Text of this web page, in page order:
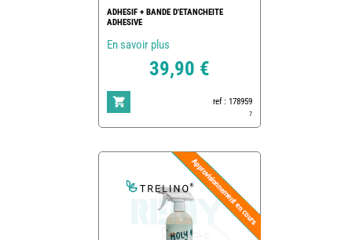
ADHESIF + BANDE D'ETANCHEITE
ADHESIVE
En savoir plus
39,90 €
ref : 178959
7